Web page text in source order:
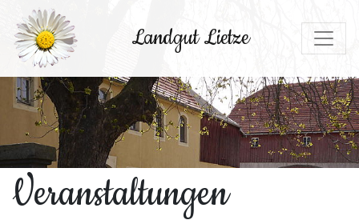
Landgut Lietze
Veranstaltungen